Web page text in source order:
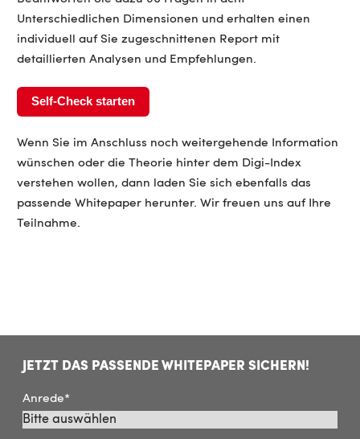
Unterschiedlichen Dimensionen und erhalten einen
individuell auf Sie zugeschnittenen Report mit
detaillierten Analysen und Empfehlungen.
Self-Check starten
Wenn Sie im Anschluss noch weitergehende Information
wünschen oder die Theorie hinter dem Digi-Index
verstehen wollen, dann laden Sie sich ebenfalls das
passende Whitepaper herunter. Wir freuen uns auf Ihre
Teilnahme.
JETZT DAS PASSENDE WHITEPAPER SICHERN!
Anrede*